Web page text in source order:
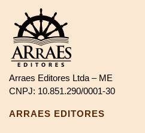
Arraes Editores Ltda – ME
CNPJ: 10.851.290/0001-30
ARRAES EDITORES